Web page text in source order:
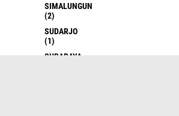
SIMALUNGUN
(2)
SUDARJO
(1)
SURABAYA